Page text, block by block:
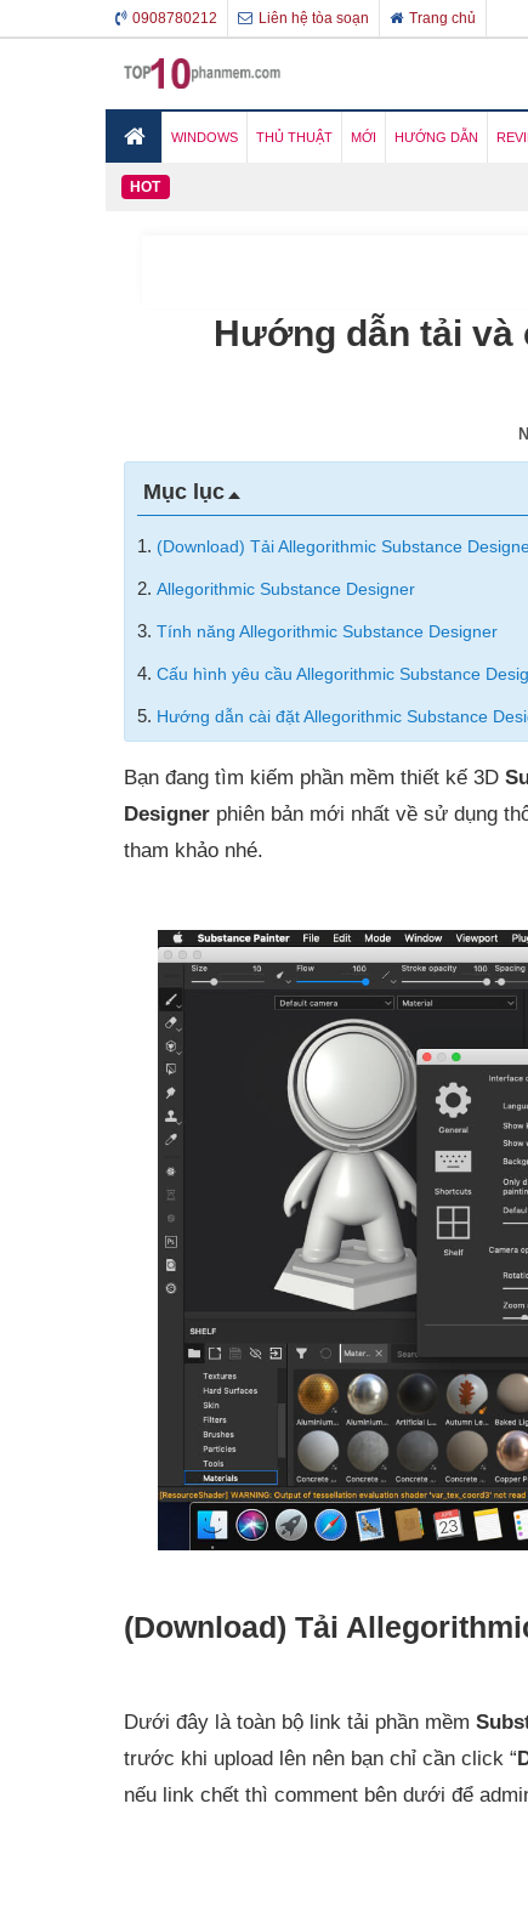
0908780212 Liên hệ tòa soạn Trang chủ
WINDOWS THỦ THUẬT MỚI HƯỚNG DẪN
HOT
Hướng dẫn tải và
Mục lục
1. (Download) Tải Allegorithmic Substance
2. Allegorithmic Substance Designer
3. Tính năng Allegorithmic Substance Designer
4. Cấu hình yêu cầu Allegorithmic Substance
5. Hướng dẫn cài đặt Allegorithmic Substance
Bạn đang tìm kiếm phần mềm thiết kế 3D
Designer phiên bản mới nhất về sử dụng
tham khảo nhé.
(Download) Tải
Dưới đây là toàn bộ link tải phần mềm
trước khi upload lên nên bạn chỉ cần click “
nếu link chết thì comment bên dưới để